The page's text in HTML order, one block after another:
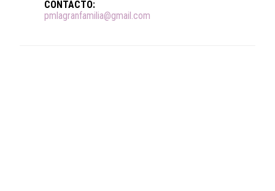
CONTACTO:
pmlagranfamilia@gmail.com